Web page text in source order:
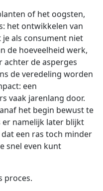
of het oogsten,
het ontwikkelen van
je als consument niet
de hoeveelheid werk,
achter de asperges
de veredeling worden
een
vaak jarenlang door.
het begin bewust te
er namelijk later blijkt
een ras toch minder
snel even kunt
proces.